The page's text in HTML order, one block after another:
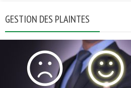
GESTION DES PLAINTES